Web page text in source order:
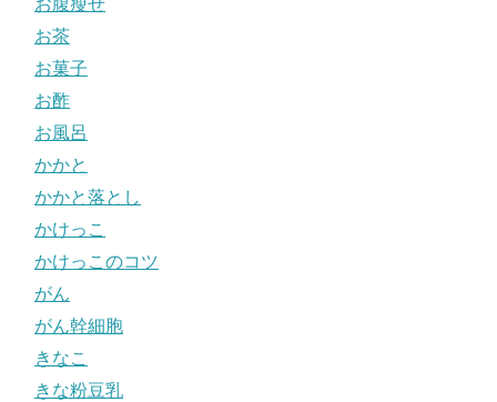
お腹瘦せ
お茶
お菓子
お酢
お風呂
かかと
かかと落とし
かけっこ
かけっこのコツ
がん
がん幹細胞
きなこ
きな粉豆乳